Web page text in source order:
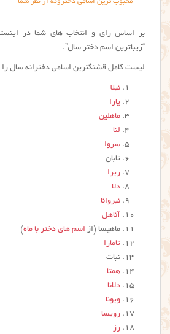
محبوب ترین اسامی دخترونه از نظر شما
بر اساس رای و انتخاب های شما در
“زیباترین اسم دختر سال”.
لیست کامل قشنگترین اسامی دخترانه سال را
نیلا
یارا
ماهلین
لنا
سروا
تابان
ریرا
دلا
نیروانا
آناهل
ماهیسا (از اسم های دختر با ماه)
تامارا
نبات
همتا
دلانا
ویونا
رویسا
رز